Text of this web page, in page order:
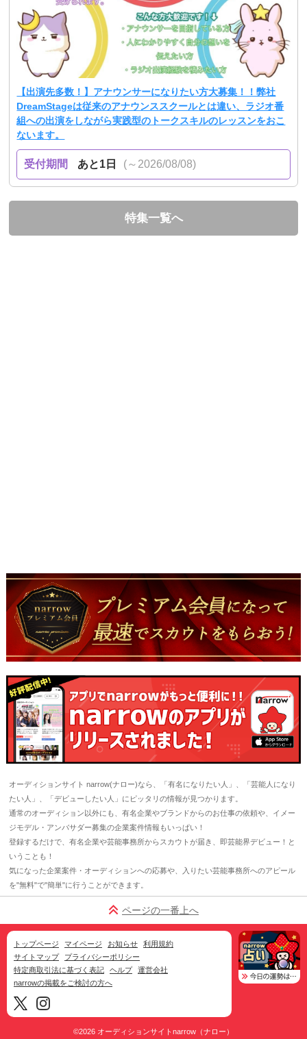
【出演先多数！】アナウンサーになりたい方大募集！！弊社
DreamStageは従来のアナウンススクールとは違い、ラジオ番
組への出演をしながら実践型のトークスキルのレッスンをおこ
ないます。
受付期間 あと1日 (～2026/08/08)
特集一覧へ
オーディションサイト narrow(ナロー)なら、「有名になりたい人」、「芸能人になり
たい人」、「デビューしたい人」にピッタリの情報が見つかります。
通常のオーディション以外にも、有名企業やブランドからのお仕事の依頼や、イメー
ジモデル・アンバサダー募集の企業案件情報もいっぱい！
登録するだけで、有名企業や芸能事務所からスカウトが届き、即芸能界デビュー！と
いうことも！
気になった企業案件・オーディションへの応募や、入りたい芸能事務所へのアピール
を"無料"で"簡単"に行うことができます。
ページの一番上へ
トップページ マイページ お知らせ
利用規約
サイトマップ
プライバシーポリシー
特定商取引法に基づく表記
ヘルプ
運営会社
narrowの掲載をご検討の方へ
©2026 オーディションサイトnarrow（ナロー）